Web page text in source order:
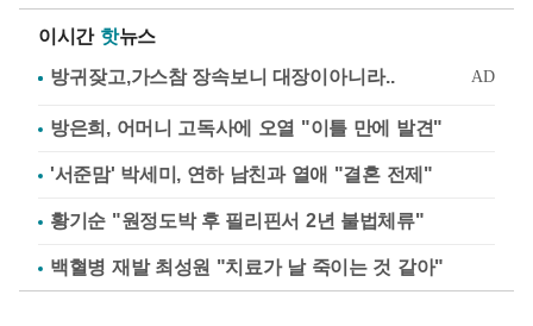
이시간 핫뉴스
방은희, 어머니 고독사에 오열 "이틀 만에 발견"
'서준맘' 박세미, 연하 남친과 열애 "결혼 전제"
황기순 "원정도박 후 필리핀서 2년 불법체류"
백혈병 재발 최성원 "치료가 날 죽이는 것 같아"